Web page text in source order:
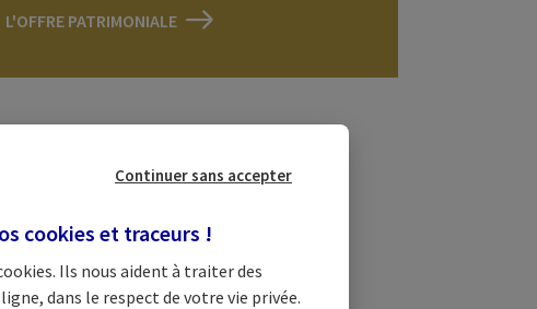
L'OFFRE PATRIMONIALE
Être à vos côtés au
Continuer sans accepter
cookies et traceurs !
. Ils nous aident à traiter des
dans le respect de votre vie privée.